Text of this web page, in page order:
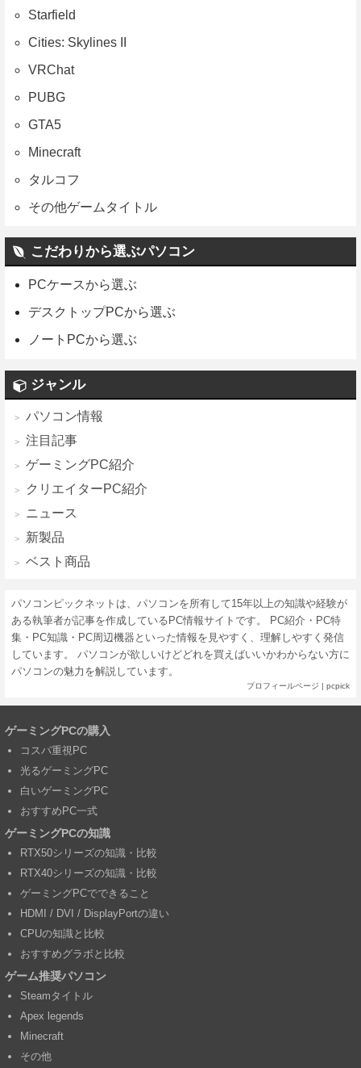
Starfield
Cities: Skylines II
VRChat
PUBG
GTA5
Minecraft
タルコフ
その他ゲームタイトル
こだわりから選ぶパソコン
PCケースから選ぶ
デスクトップPCから選ぶ
ノートPCから選ぶ
ジャンル
パソコン情報
注目記事
ゲーミングPC紹介
クリエイターPC紹介
ニュース
新製品
ベスト商品
パソコンピックネットは、パソコンを所有して15年以上の知識や経験が
ある執筆者が記事を作成しているPC情報サイトです。 PC紹介・PC特
集・PC知識・PC周辺機器といった情報を見やすく、理解しやすく発信
しています。 パソコンが欲しいけどどれを買えばいいかわからない方に
パソコンの魅力を解説しています。
プロフィールページ | pcpick
ゲーミングPCの購入
コスパ重視PC
光るゲーミングPC
白いゲーミングPC
おすすめPC一式
ゲーミングPCの知識
RTX50シリーズの知識・比較
RTX40シリーズの知識・比較
ゲーミングPCでできること
HDMI / DVI / DisplayPortの違い
CPUの知識と比較
おすすめグラボと比較
ゲーム推奨パソコン
Steamタイトル
Apex legends
Minecraft
その他